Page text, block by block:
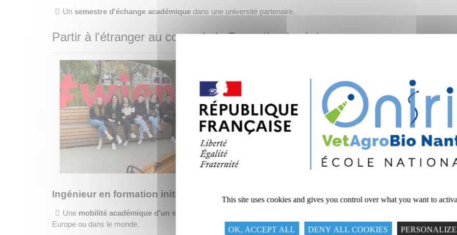
Un semestre d'échange académique dans une université partenaire.
Partir à l'étranger au cours de la Formation Ingénieur
Ingénieur en formation initiale
Une mobilité académique d’un semestre
Europe ou dans le monde.
This site uses cookies and gives you control over what you want to
OK, ACCEPT ALL DENY ALL COOKIES PERSONALIZE